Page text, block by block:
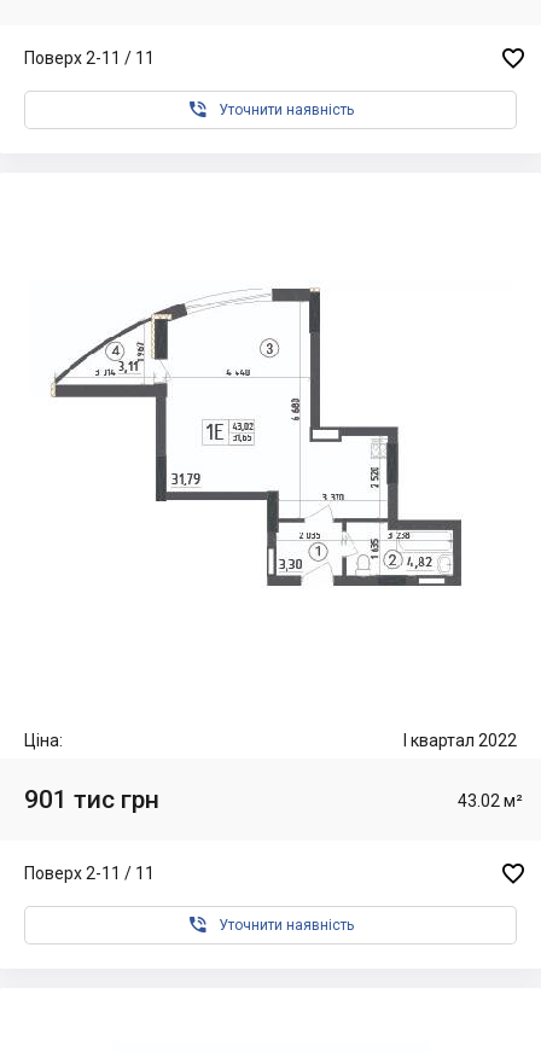
Поверх 2-11 / 11 
 Уточнити наявність
Ціна: I квартал 2022
901 тис грн 43.02 м²
Поверх 2-11 / 11 
 Уточнити наявність